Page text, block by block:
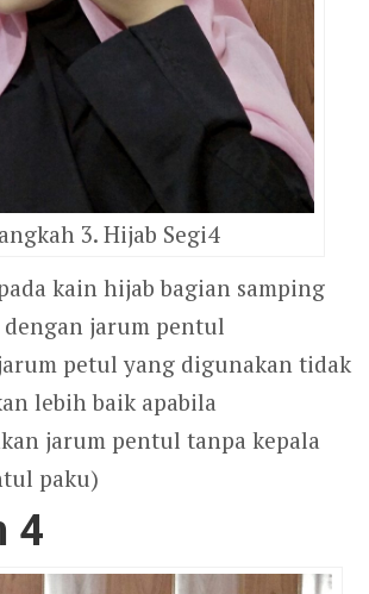
3. Hijab Segi4
kain hijab bagian samping
jarum pentul
petul yang digunakan tidak
lebih baik apabila
jarum pentul tanpa kepala
paku)
4